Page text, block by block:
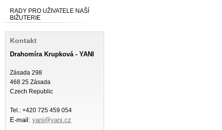
RADY PRO UŽIVATELE NAŠÍ
BIŽUTERIE
Kontakt
Drahomíra Krupková - YANI
Zásada 298
468 25 Zásada
Czech Republic
Tel.: +420 725 459 054
E-mail: yani@yani.cz